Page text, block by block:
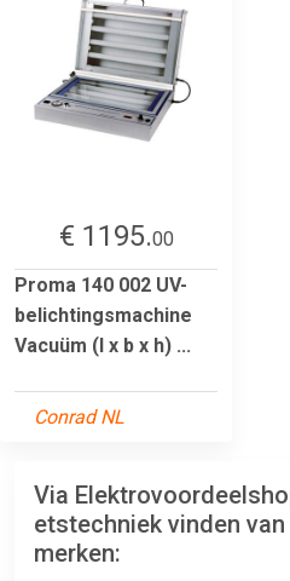
€ 1195.00
Proma 140 002 UV-
belichtingsmachine
Vacuüm (l x b x h) ...
Conrad NL
Via
etstechniek vinden
merken: